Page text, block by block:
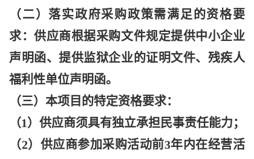
（二）落实政府采购政策需满足的资格要
求：供应商根据采购文件规定提供中小企业
声明函、提供监狱企业的证明文件、残疾人
福利性单位声明函。
（三）本项目的特定资格要求：
（1）供应商须具有独立承担民事责任能力；
（2）供应商参加采购活动前3年内在经营活